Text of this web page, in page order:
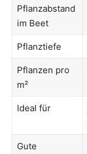
Pflanzabstand
im Beet
Pflanztiefe
Pflanzen pro
m²
Ideal für
Gute